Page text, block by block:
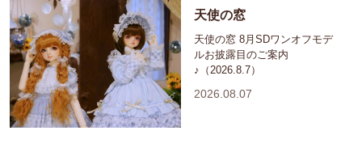
天使の窓
天使の窓 8月SDワンオフモデ
ルお披露目のご案内
♪（2026.8.7）
2026.08.07